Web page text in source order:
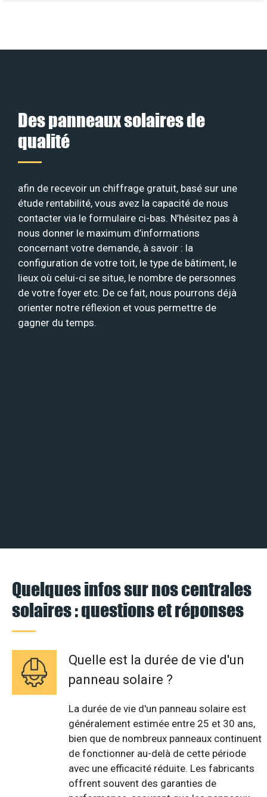
Des panneaux solaires de
qualité
afin de recevoir un chiffrage gratuit, basé sur une
étude rentabilité, vous avez la capacité de nous
contacter via le formulaire ci-bas. N’hésitez pas à
nous donner le maximum d’informations
concernant votre demande, à savoir : la
configuration de votre toit, le type de bâtiment, le
lieux où celui-ci se situe, le nombre de personnes
de votre foyer etc. De ce fait, nous pourrons déjà
orienter notre réflexion et vous permettre de
gagner du temps.
Quelques infos sur nos centrales
solaires : questions et réponses
Quelle est la durée de vie d'un
panneau solaire ?
La durée de vie d'un panneau solaire est
généralement estimée entre 25 et 30 ans,
bien que de nombreux panneaux continuent
de fonctionner au-delà de cette période
avec une efficacité réduite. Les fabricants
offrent souvent des garanties de